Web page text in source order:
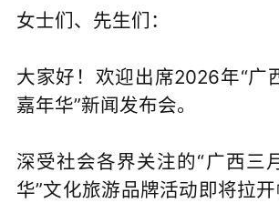
女士们、先生们：
大家好！欢迎出席2026年“广
嘉年华”新闻发布会。
深受社会各界关注的“广西三
华”文化旅游品牌活动即将拉